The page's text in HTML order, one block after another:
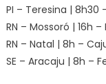
PI – Teresina | 8h30
RN – Mossoró | 16h
RN – Natal | 8h –
SE – Aracaju | 8h –